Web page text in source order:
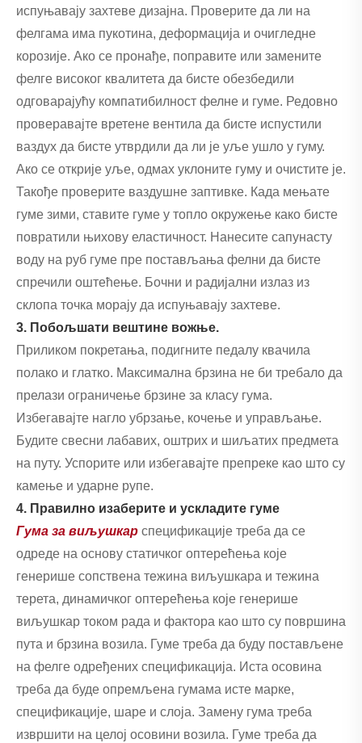
испуњавају захтеве дизајна. Проверите да ли на
фелгама има пукотина, деформација и очигледне
корозије. Ако се пронађе, поправите или замените
фелге високог квалитета да бисте обезбедили
одговарајућу компатибилност фелне и гуме. Редовно
проверавајте вретене вентила да бисте испустили
ваздух да бисте утврдили да ли је уље ушло у гуму.
Ако се открије уље, одмах уклоните гуму и очистите је.
Такође проверите ваздушне заптивке. Када мењате
гуме зими, ставите гуме у топло окружење како бисте
повратили њихову еластичност. Нанесите сапунасту
воду на руб гуме пре постављања фелни да бисте
спречили оштећење. Бочни и радијални излаз из
склопа точка морају да испуњавају захтеве.
3. Побољшати вештине вожње.
Приликом покретања, подигните педалу квачила
полако и глатко. Максимална брзина не би требало да
прелази ограничење брзине за класу гума.
Избегавајте нагло убрзање, кочење и управљање.
Будите свесни лабавих, оштрих и шиљатих предмета
на путу. Успорите или избегавајте препреке као што су
камење и ударне рупе.
4. Правилно изаберите и ускладите гуме
Гума за виљушкар спецификације треба да се
одреде на основу статичког оптерећења које
генерише сопствена тежина виљушкара и тежина
терета, динамичког оптерећења које генерише
виљушкар током рада и фактора као што су површина
пута и брзина возила. Гуме треба да буду постављене
на фелге одређених спецификација. Иста осовина
треба да буде опремљена гумама исте марке,
спецификације, шаре и слоја. Замену гума треба
извршити на целој осовини возила. Гуме треба да